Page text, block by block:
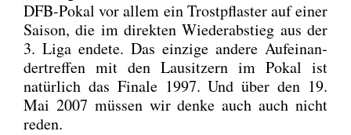
DFB-Pokal vor allem ein Trost­pflas­ter auf einer
Sai­son, die im direk­ten Wie­der­ab­stieg aus der
3. Liga ende­te. Das ein­zi­ge ande­re Auf­ein­an­
der­tref­fen mit den Lau­sit­zern im Pokal ist
natür­lich das Fina­le 1997. Und über den 19.
Mai 2007 müs­sen wir den­ke auch auch nicht
reden.